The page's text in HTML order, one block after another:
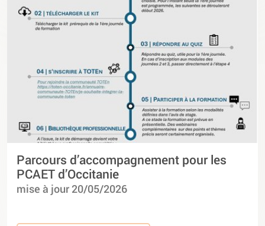
Parcours d’accompagnement pour les
PCAET d’Occitanie
mise à jour 20/05/2026